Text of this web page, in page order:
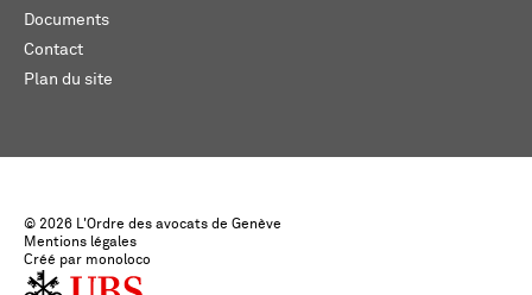
Documents
Contact
Plan du site
© 2026 L'Ordre des avocats de Genève
Mentions légales
Créé par monoloco